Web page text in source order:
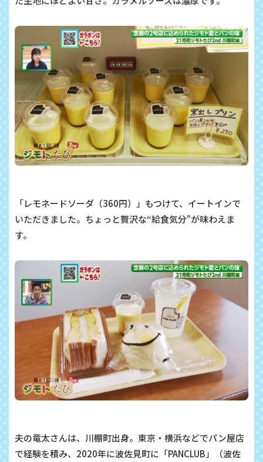
「レモネードソーダ（360円）」もつけて、イートインで
いただきました。ちょっと贅沢な“給食気分”が味わえま
す。
夫の竜太さんは、川棚町出身。東京・横浜などでパン屋店
で経験を積み、 2020年に波佐見町に「PANCLUB 」（波佐